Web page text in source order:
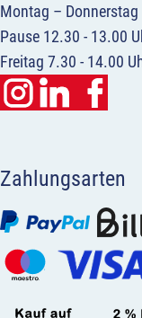
Montag –
Pause 12.30 - 13.00
Freitag 7.30 - 14.00
Zahlungsarten